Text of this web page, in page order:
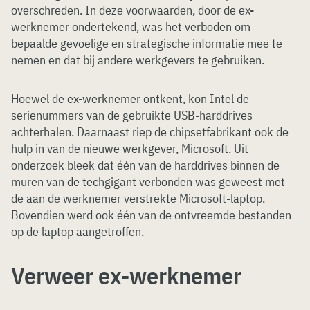
overschreden. In deze voorwaarden, door de ex-
werknemer ondertekend, was het verboden om
bepaalde gevoelige en strategische informatie mee te
nemen en dat bij andere werkgevers te gebruiken.
Hoewel de ex-werknemer ontkent, kon Intel de
serienummers van de gebruikte USB-harddrives
achterhalen. Daarnaast riep de chipsetfabrikant ook de
hulp in van de nieuwe werkgever, Microsoft. Uit
onderzoek bleek dat één van de harddrives binnen de
muren van de techgigant verbonden was geweest met
de aan de werknemer verstrekte Microsoft-laptop.
Bovendien werd ook één van de ontvreemde bestanden
op de laptop aangetroffen.
Verweer ex-werknemer